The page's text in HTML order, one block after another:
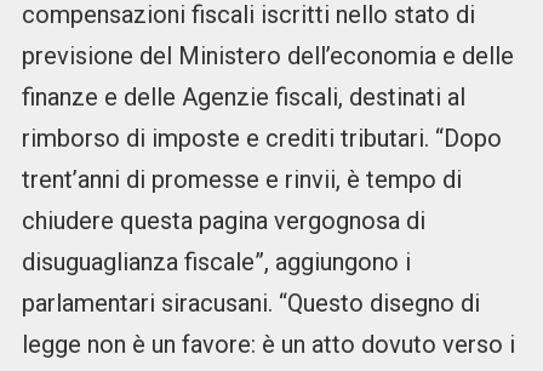
compensazioni fiscali iscritti nello stato di
previsione del Ministero dell’economia e delle
finanze e delle Agenzie fiscali, destinati al
rimborso di imposte e crediti tributari. “Dopo
trent’anni di promesse e rinvii, è tempo di
chiudere questa pagina vergognosa di
disuguaglianza fiscale”, aggiungono i
parlamentari siracusani. “Questo disegno di
legge non è un favore: è un atto dovuto verso i